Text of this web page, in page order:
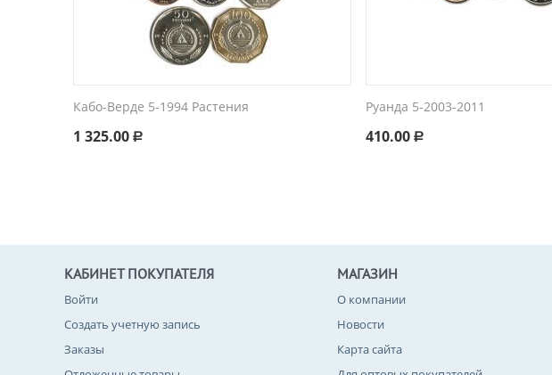
Кабо-Верде 5-1994 Растения
1 325.00 Р
Руанда 5-2003-2011
410.00 Р
КАБИНЕТ ПОКУПАТЕЛЯ
Войти
Создать учетную запись
Заказы
МАГАЗИН
О компании
Новости
Карта сайта